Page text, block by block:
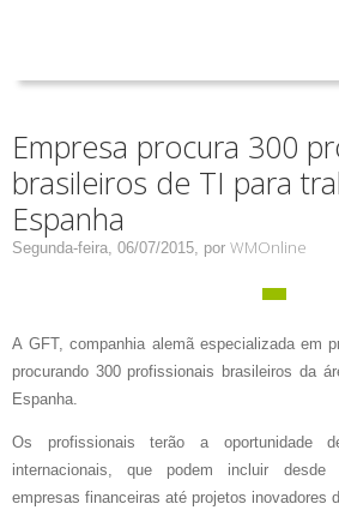
Empresa procura 300
brasileiros de TI para
Espanha
Segunda-feira, 06/07/2015, por WMOnline
A GFT, companhia alemã especializada em
procurando 300 profissionais brasileiros da
Espanha.
Os profissionais terão a oportunidade
internacionais, que podem incluir desde
empresas financeiras até projetos inovadores